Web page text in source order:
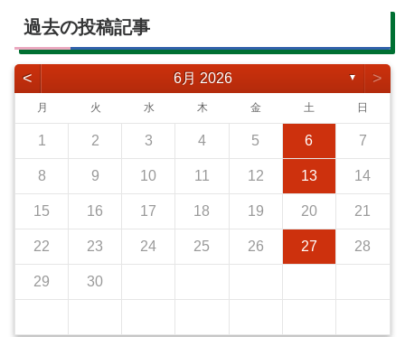
過去の投稿記事
< 6月 2026 ▼ >
月 火 水 木 金 土 日
1 2 3 4 5 6 7
8 9 10 11 12 13 14
15 16 17 18 19 20 21
22 23 24 25 26 27 28
29 30